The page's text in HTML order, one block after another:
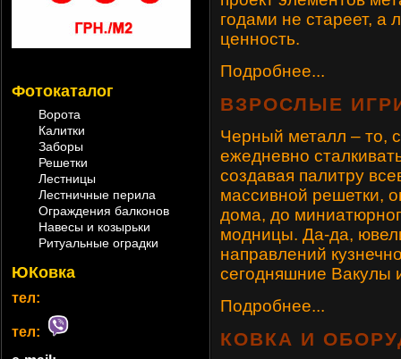
Фотокаталог
Ворота
Калитки
Заборы
Решетки
Лестницы
Лестничные перила
Ограждения балконов
Навесы и козырьки
Ритуальные оградки
ЮКовка
тел:
тел:
годами не стареет, а
ценность.
Подробнее...
ВЗРОСЛЫЕ
Черный металл – то,
ежедневно
создавая палитру
массивной решетки,
дома, до
модницы. Да-да,
направлений
сегодняшние
Подробнее...
КОВКА И